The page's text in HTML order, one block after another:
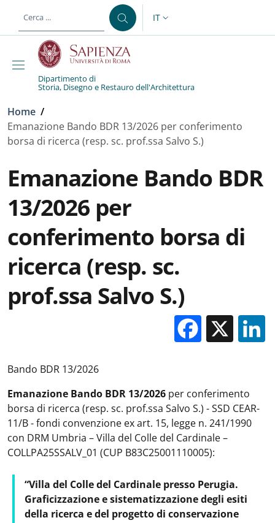
al contenuto principale
SELETTORE LINGUA:
IT
Dipartimento di
Storia, Disegno e Restauro dell'Architettura
Briciole di pane
Home /
Emanazione Bando BDR 13/2026 per conferimento
borsa di ricerca (resp. sc. prof.ssa Salvo S.)
Emanazione Bando BDR
13/2026 per
conferimento borsa di
ricerca (resp. sc.
prof.ssa Salvo S.)
X
Bando BDR 13/2026
Emanazione Bando BDR 13/2026 per conferimento
borsa di ricerca (resp. sc. prof.ssa Salvo S.) - SSD CEAR-
11/B - fondi convenzione ex art. 15, legge n. 241/1990
con DRM Umbria – Villa del Colle del Cardinale –
COLLPA25SSALV_01 (CUP B83C25001110005):
“Villa del Colle del Cardinale presso Perugia.
Graficizzazione e sistematizzazione degli esiti
della ricerca e del progetto di conservazione